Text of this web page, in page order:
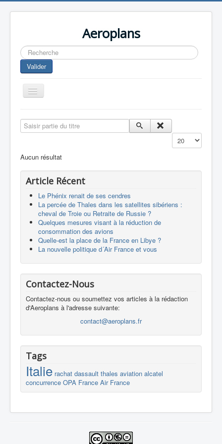
Aeroplans
Rechercher
Valider
Toggle
Navigation
Aviation Commerciale
Europespace
Drones
Saisir partie du titre
Affichage #
Aucun résultat
Article Récent
Le Phénix renait de ses cendres
La percée de Thales dans les satellites sibériens :
cheval de Troie ou Retraite de Russie ?
Quelques mesures visant à la réduction de
consommation des avions
Quelle-est la place de la France en Libye ?
La nouvelle politique d´Air France et vous
Contactez-Nous
Contactez-nous ou soumettez vos articles à la rédaction
d'Aeroplans à l'adresse suivante:
contact@aeroplans.fr
Tags
Italie rachat dassault thales aviation alcatel
concurrence OPA France Air France